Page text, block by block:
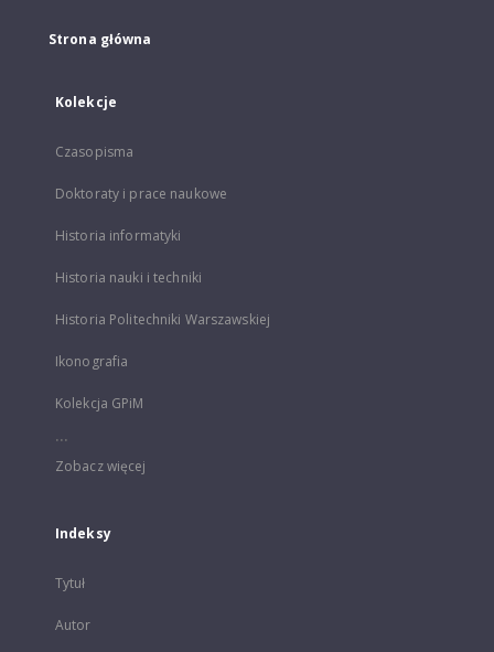
Strona główna
Kolekcje
Czasopisma
Doktoraty i prace naukowe
Historia informatyki
Historia nauki i techniki
Historia Politechniki Warszawskiej
Ikonografia
Kolekcja GPiM
...
Zobacz więcej
Indeksy
Tytuł
Autor